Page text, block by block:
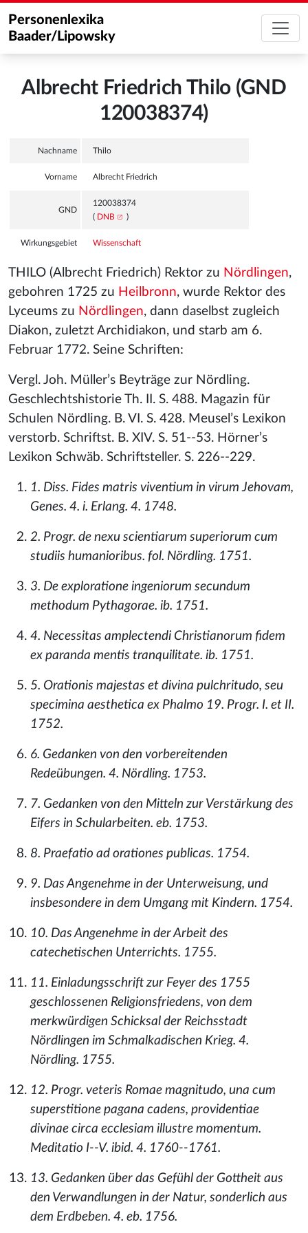
Personenlexika
Baader/Lipowsky
Albrecht Friedrich Thilo (GND
120038374)
Nachname Thilo
Vorname Albrecht Friedrich
GND
120038374
( DNB )
Wirkungsgebiet Wissenschaft
THILO (Albrecht Friedrich) Rektor zu Nördlingen,
gebohren 1725 zu Heilbronn, wurde Rektor des
Lyceums zu Nördlingen, dann daselbst zugleich
Diakon, zuletzt Archidiakon, und starb am 6.
Februar 1772. Seine Schriften:
Vergl. Joh. Müller’s Beyträge zur Nördling.
Geschlechtshistorie Th. II. S. 488. Magazin für
Schulen Nördling. B. VI. S. 428. Meusel’s Lexikon
verstorb. Schriftst. B. XIV. S. 51--53. Hörner’s
Lexikon Schwäb. Schriftsteller. S. 226--229.
1. Diss. Fides matris viventium in virum Jehovam,
Genes. 4. i. Erlang. 4. 1748.
2. Progr. de nexu scientiarum superiorum cum
studiis humanioribus. fol. Nördling. 1751.
3. De exploratione ingeniorum secundum
methodum Pythagorae. ib. 1751.
4. Necessitas amplectendi Christianorum fidem
ex paranda mentis tranquilitate. ib. 1751.
5. Orationis majestas et divina pulchritudo, seu
specimina aesthetica ex Phalmo 19. Progr. I. et II.
1752.
6. Gedanken von den vorbereitenden
Redeübungen. 4. Nördling. 1753.
7. Gedanken von den Mitteln zur Verstärkung des
Eifers in Schularbeiten. eb. 1753.
8. Praefatio ad orationes publicas. 1754.
9. Das Angenehme in der Unterweisung, und
insbesondere in dem Umgang mit Kindern. 1754.
10. Das Angenehme in der Arbeit des
catechetischen Unterrichts. 1755.
11. Einladungsschrift zur Feyer des 1755
geschlossenen Religionsfriedens, von dem
merkwürdigen Schicksal der Reichsstadt
Nördlingen im Schmalkadischen Krieg. 4.
Nördling. 1755.
12. Progr. veteris Romae magnitudo, una cum
superstitione pagana cadens, providentiae
divinae circa ecclesiam illustre momentum.
Meditatio I--V. ibid. 4. 1760--1761.
13. Gedanken über das Gefühl der Gottheit aus
den Verwandlungen in der Natur, sonderlich aus
dem Erdbeben. 4. eb. 1756.